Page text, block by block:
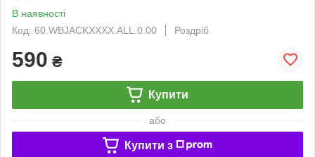
В наявності
Код: 60.WBJACKXXXX.ALL.0.00
Роздріб
590 ₴
Купити
або
Купити з